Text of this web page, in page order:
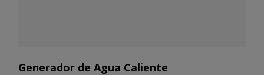
Generador de Agua Caliente